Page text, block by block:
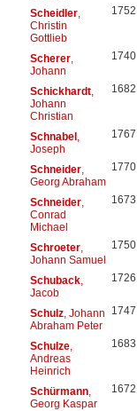
Scheidler,
Christin
Gottlieb
1752
Scherer,
Johann
1740
Schickhardt,
Johann
Christian
1682
Schnabel,
Joseph
1767
Schneider,
Georg Abraham
1770
Schneider,
Conrad
Michael
1673
Schroeter,
Johann Samuel
1750
Schuback,
Jacob
1726
Schulz, Johann
Abraham Peter
1747
Schulze,
Andreas
Heinrich
1683
Schürmann,
Georg Kaspar
1672